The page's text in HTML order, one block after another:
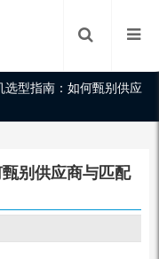
选型指南：如何甄别供应
别供应商与匹配